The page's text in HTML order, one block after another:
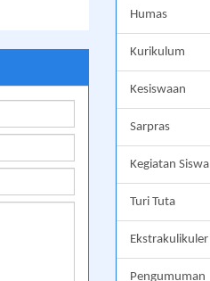
Humas
Kurikulum
Kesiswaan
Sarpras
Kegiatan Siswa
Turi Tuta
Ekstrakulikuler
Pengumuman